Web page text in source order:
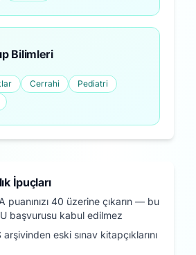
Bilimleri
Cerrahi
Pediatri
İpuçları
puanınızı 40 üzerine çıkarın — bu
başvurusu kabul edilmez
eski sınav kitapçıklarını